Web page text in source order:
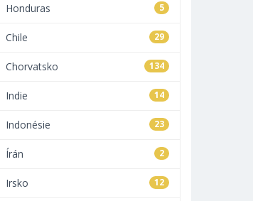
5
Honduras
29
Chile
134
Chorvatsko
14
Indie
23
Indonésie
2
Írán
12
Irsko